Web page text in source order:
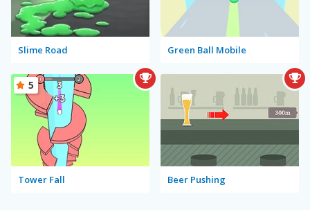
Slime Road Green Ball Mobile
Tower Fall
5
Beer Pushing